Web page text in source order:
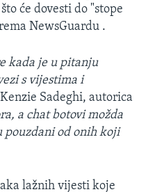
će dovesti do "stope
NewsGuardu .
kada je u pitanju
s vijestima i
Sadeghi, autorica
a chat botovi možda
pouzdani od onih koji
lažnih vijesti koje